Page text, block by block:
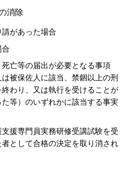
消除
があった場合
合
亡等の届出が必要となる事項
は被保佐人に該当、禁錮以上の刑
わり、又は執行を受けることが
等）のいずれかに該当する事実
援専門員実務研修受講試験を受
として合格の決定を取り消され